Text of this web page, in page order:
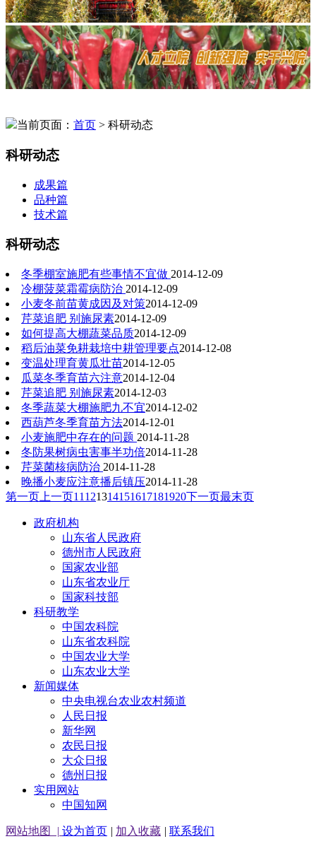
当前页面： 首页 > 科研动态
科研动态
成果篇
品种篇
技术篇
科研动态
冬季棚室施肥有些事情不宜做 2014-12-09
冷棚菠菜霜霉病防治 2014-12-09
小麦冬前苗黄成因及对策2014-12-09
芹菜追肥 别施尿素2014-12-09
如何提高大棚蔬菜品质2014-12-09
稻后油菜免耕栽培中耕管理要点2014-12-08
变温处理育黄瓜壮苗2014-12-05
瓜菜冬季育苗六注意2014-12-04
芹菜追肥 别施尿素2014-12-03
冬季蔬菜大棚施肥九不宜2014-12-02
西葫芦冬季育苗方法2014-12-01
小麦施肥中存在的问题 2014-11-28
冬防果树病虫害事半功倍2014-11-28
芹菜菌核病防治 2014-11-28
晚播小麦应注意播后镇压2014-11-28
第一页 上一页11 121314151617181920下一页最末页
政府机构
山东省人民政府
德州市人民政府
国家农业部
山东省农业厅
国家科技部
科研教学
中国农科院
山东省农科院
中国农业大学
山东农业大学
新闻媒体
中央电视台农业农村频道
人民日报
新华网
农民日报
大众日报
德州日报
实用网站
中国知网
网站地图 | 设为首页 | 加入收藏 | 联系我们